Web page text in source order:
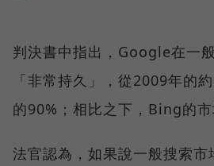
判決書中指出，Google在一
「非常持久」，從2009年的
的90%；相比之下，Bing的市
法官認為，如果說一般搜索市